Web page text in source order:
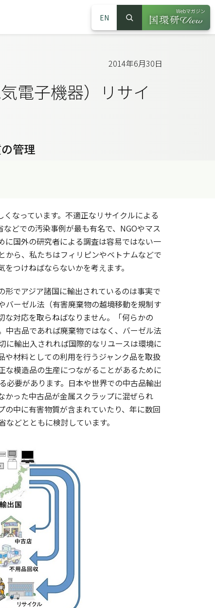
EN
サイト内検索
検索
Webマガジン
（別ウインドウ
2014年6月30日
電子機器）リサイ
管理
なっています。不適正なリサイクルによる
どでの汚染事例が最も有名で、NGOやマス
に国外の研究者による調査は容易ではない一
から、私たちはフィリピンやベトナムなどで
つけねばならないかを考えます。
でアジア諸国に輸出されているのは事実で
バーゼル法（有害廃棄物の越境移動を規制す
な対応を取らねばなりません。「何らかの
中古品であれば廃棄物ではなく、バーゼル法
に輸出入されれば国際的なリユースは環境に
材料としての利用を行うジャンク品を取扱
な模造品の生産につながることがあるために
必要があります。日本や世界での中古品輸出
かった中古品が金属スクラップに混ぜられ
中に有害物質が含まれていたり、年に数回
どとともに検討しています。